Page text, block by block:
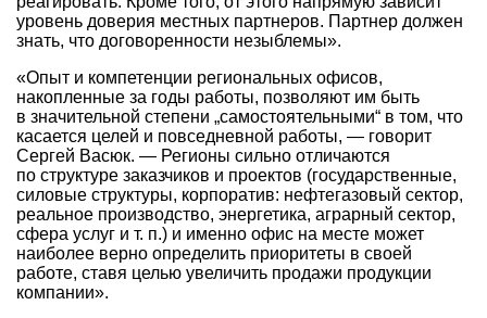
уровень доверия местных партнеров. Партнер должен
знать, что договоренности незыблемы».
«Опыт и компетенции региональных офисов,
накопленные за годы работы, позволяют им быть
в значительной степени „самостоятельными“ в том, что
касается целей и повседневной работы, — говорит
Сергей Васюк. — Регионы сильно отличаются
по структуре заказчиков и проектов (государственные,
силовые структуры, корпоратив: нефтегазовый сектор,
реальное производство, энергетика, аграрный сектор,
сфера услуг и т. п.) и именно офис на месте может
наиболее верно определить приоритеты в своей
работе, ставя целью увеличить продажи продукции
компании».